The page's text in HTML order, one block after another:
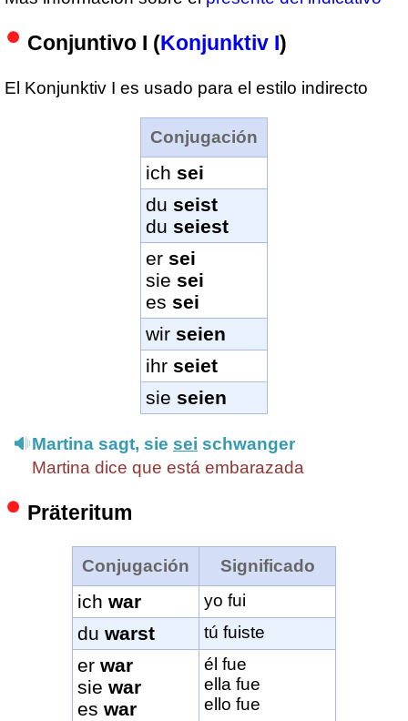
Conjuntivo I (Konjunktiv I)
El Konjunktiv I es usado para el estilo indirecto
Conjugación
ich sei
du seist
du seiest
er sei
sie sei
es sei
wir seien
ihr seiet
sie seien
Martina sagt, sie sei schwanger
Martina dice que está embarazada
Präteritum
Conjugación Significado
ich war yo fui
du warst tú fuiste
er war
sie war
es war
él fue
ella fue
ello fue